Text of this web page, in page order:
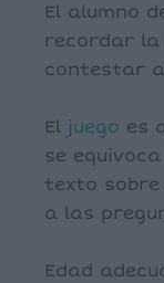
El alumno
recordar la
contestar
El juego es
se
texto
a las
Edad